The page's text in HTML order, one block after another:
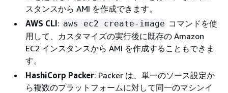
スタンスから AMI を作成できます。
AWS CLI: aws ec2 create-image コマンドを使
用して、カスタマイズの実行後に既存の Amazon
EC2 インスタンスから AMI を作成することもできま
す。
HashiCorp Packer: Packer は、単一のソース設定か
ら複数のプラットフォームに対して同一のマシンイ